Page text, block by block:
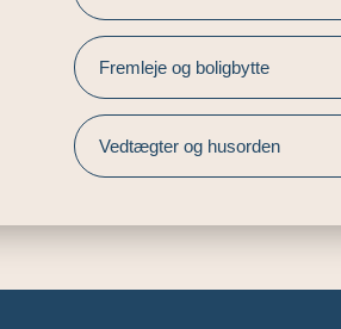
Fremleje og boligbytte
Vedtægter og husorden